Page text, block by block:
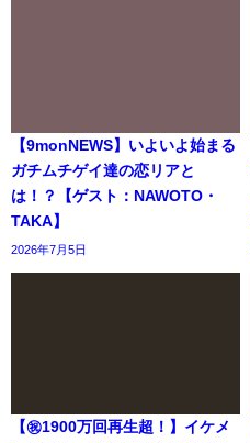
【9monNEWS】いよいよ始まる
ガチムチゲイ達の恋リアと
は！？【ゲスト：NAWOTO・
TAKA】
2026年7月5日
【㊗️1900万回再生超！】イケメ